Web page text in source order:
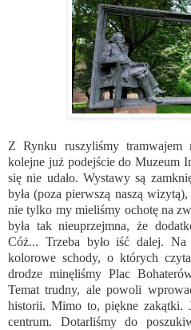
Z Rynku ruszyliśmy tramwajem
kolejne już podejście do Muzeum
się nie udało. Wystawy są
była (poza pierwszą naszą
nie tylko my mieliśmy ochotę na
była tak nieuprzejmna, że
Cóż... Trzeba było iść dalej.
kolorowe schody, o których
drodze minęliśmy Plac
Temat trudny, ale powoli
historii. Mimo to, piękne zakątki.
centrum. Dotarliśmy do